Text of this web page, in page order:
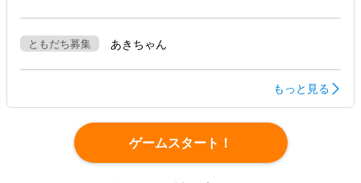
ともだち募集 あきちゃん
もっと見る
ゲームスタート！